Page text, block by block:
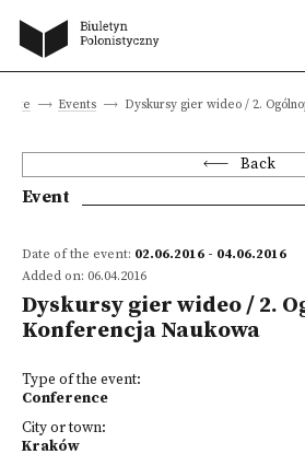
site Events Dyskursy gier wideo / 2.
Back
Event
Date of the event: 02.06.2016 - 04.06.2016
Added on: 06.04.2016
Dyskursy gier wideo / 2.
Konferencja Naukowa
Type of the event:
Conference
City or town:
Kraków